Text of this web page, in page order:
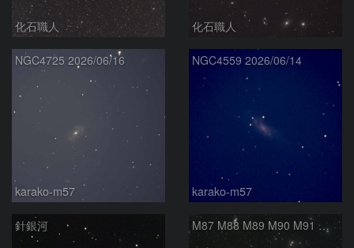
化石職人 化石職人
NGC4725 2026/06/16
karako-m57
NGC4559 2026/06/14
karako-m57
針銀河 M87 M88 M89 M90 M91 マルカリアンの銀河鎖 おとめ座 かみのけ座